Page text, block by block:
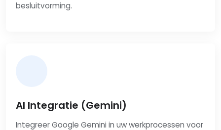
besluitvorming.
AI Integratie (Gemini)
Integreer Google Gemini in uw werkprocessen voor